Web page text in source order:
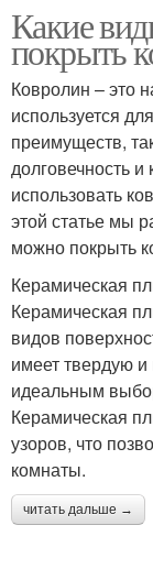
Какие
покрыть
Ковролин – это
используется
преимуществ,
долговечность
использовать
этой статье мы
можно покрыть
Керамическая
Керамическая
видов
имеет твердую и
идеальным
Керамическая
узоров, что
комнаты.
читать дальше →